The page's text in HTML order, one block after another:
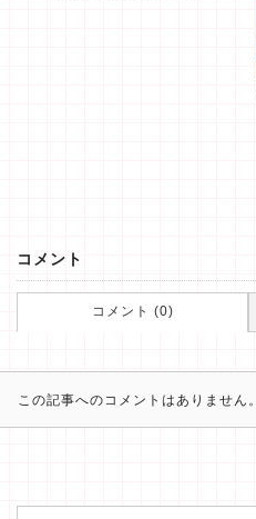
コメント
コメント (0)
この記事へのコメントはありません。